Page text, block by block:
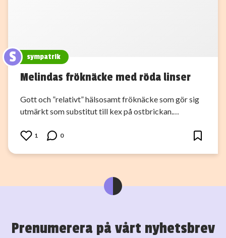
S sympatrik
Melindas fröknäcke med röda linser
Gott och ”relativt” hälsosamt fröknäcke som gör sig
utmärkt som substitut till kex på ostbrickan.…
1 0
Prenumerera på vårt nyhetsbrev